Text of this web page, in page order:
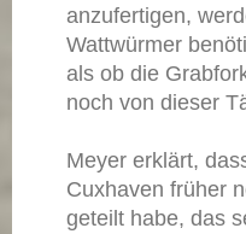
anzufertigen,
Wattwürmer
als ob die
noch von dieser
Meyer erklärt,
Cuxhaven früher
geteilt habe, das